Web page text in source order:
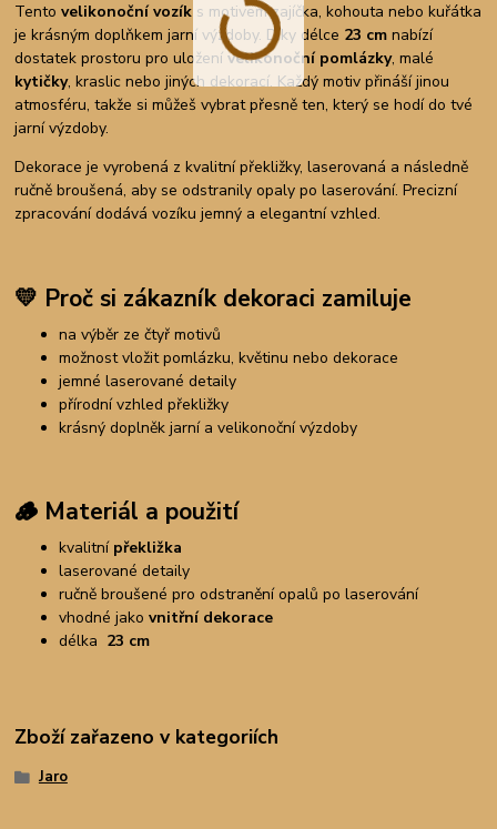
Tentovelikonoční vozík s motivem zajíčka, kohouta nebo kuřátka
je krásným doplňkem jarní výzdoby. Díky délce 23 cm nabízí
dostatek prostoru pro uloženívelikonoční pomlázky, malé
kytičky, kraslic nebo jiných dekorací. Každý motiv přináší jinou
atmosféru, takže si můžeš vybrat přesně ten, který se hodí do tvé
jarní výzdoby.
Dekorace je vyrobená z kvalitní překližky, laserovaná a následně
ručně broušená, aby se odstranily opaly po laserování. Precizní
zpracování dodává vozíku jemný a elegantní vzhled.
💛 Proč si zákazník dekoraci zamiluje
na výběr ze čtyř motivů
možnost vložit pomlázku, květinu nebo dekorace
jemné laserované detaily
přírodní vzhled překližky
krásný doplněk jarní a velikonoční výzdoby
🪵 Materiál a použití
kvalitní překližka
laserované detaily
ručně broušené pro odstranění opalů po laserování
vhodné jakovnitřní dekorace
délka 23 cm
Zboží zařazeno v kategoriích
Jaro